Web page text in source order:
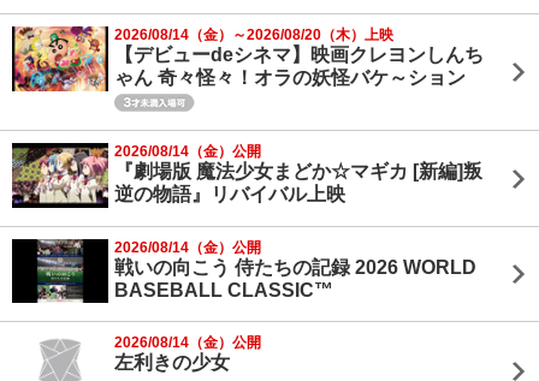
2026/08/14（金）～2026/08/20（木）上映
【デビューdeシネマ】映画クレヨンしんち
ゃん 奇々怪々！オラの妖怪バケ～ション
2026/08/14（金）公開
『劇場版 魔法少女まどか☆マギカ [新編]叛
逆の物語』リバイバル上映
2026/08/14（金）公開
戦いの向こう 侍たちの記録 2026 WORLD
BASEBALL CLASSIC™
2026/08/14（金）公開
左利きの少女